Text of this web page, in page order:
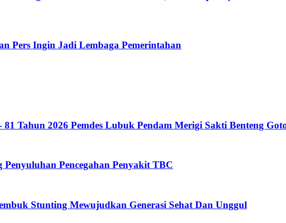
Pers Ingin Jadi Lembaga Pemerintahan
Tahun 2026 Pemdes Lubuk Pendam Merigi Sakti Benteng
Penyuluhan Pencegahan Penyakit TBC
Stunting Mewujudkan Generasi Sehat Dan Unggul